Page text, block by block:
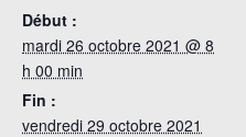
Début :
mardi 26 octobre 2021 @ 8
h 00 min
Fin :
vendredi 29 octobre 2021